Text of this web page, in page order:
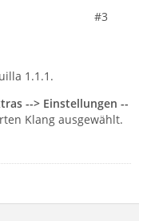
#3
1.1.1.
--> Einstellungen --
Klang ausgewählt.